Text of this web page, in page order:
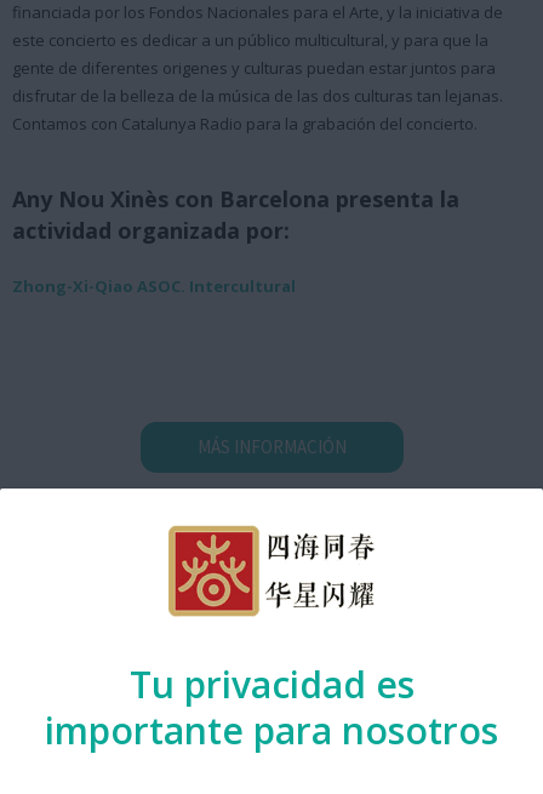
Tu privacidad es
importante para nosotros
financiada por los Fondos Nacionales para el Arte, y la iniciativa de
este concierto es dedicar a un público multicultural, y para que la
gente de diferentes origenes y culturas puedan estar juntos para
disfrutar de la belleza de la música de las dos culturas tan lejanas.
Contamos con Catalunya Radio para la grabación del concierto.
Any Nou Xinès con Barcelona presenta la
actividad organizada por:
Zhong-Xi-Qiao ASOC. Intercultural
MÁS INFORMACIÓN
Mapa de Localización